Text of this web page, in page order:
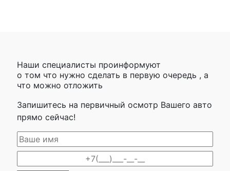
Наши специалисты проинформуют
о том что нужно сделать в первую очередь , а
что можно отложить
Запишитесь на первичный осмотр Вашего авто
прямо сейчас!